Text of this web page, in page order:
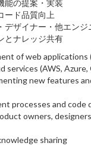
能の提案・実装
ード品質向上
デザイナー・他エンジ
とナレッジ共有
of web
services (AWS, Azure,
new features
processes and code
owners,
sharing